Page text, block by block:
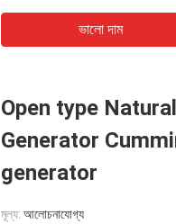
ভালো দাম
Open type
Generator
generator
মূল্য: আলোচনাযোগ্য